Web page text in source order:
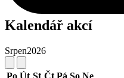
Kalendář akcí
Srpen2026
Po Út St Čt Pá So Ne